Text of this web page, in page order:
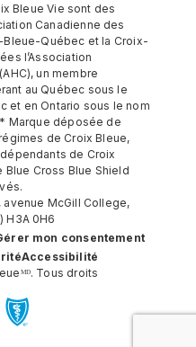
Bleue Vie sont des
Canadienne des
Bleue-Québec et la Croix-
l’Association
un membre
au Québec sous le
et en Ontario sous le nom
Marque déposée de
de Croix Bleue,
de Croix
Cross Blue Shield
avenue McGill College,
H3A 0H6
mon consentement
Accessibilité
Tous droits